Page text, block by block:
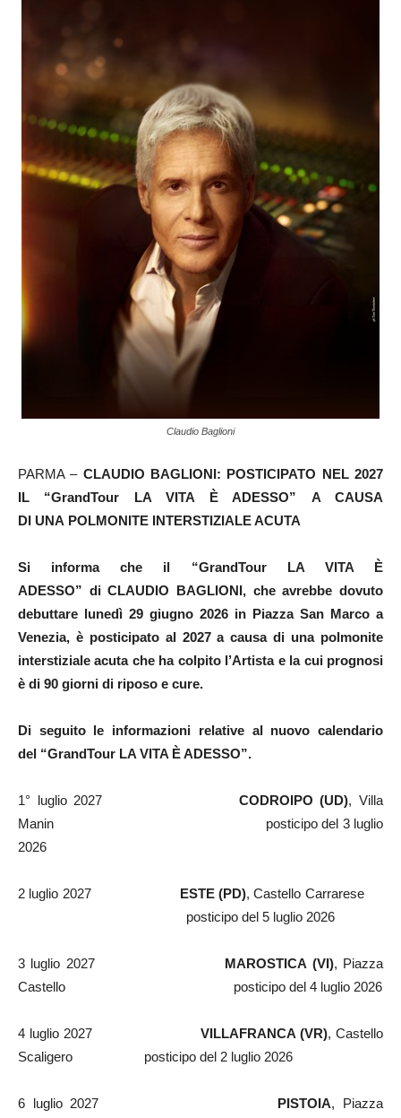
Claudio Baglioni
PARMA – CLAUDIO BAGLIONI: POSTICIPATO NEL 2027
IL “GrandTour LA VITA È ADESSO”
A CAUSA
DI UNA POLMONITE INTERSTIZIALE ACUTA
Si informa che il “GrandTour LA VITA È
ADESSO” di CLAUDIO BAGLIONI, che avrebbe dovuto
debuttare lunedì 29 giugno 2026 in Piazza San Marco a
Venezia, è posticipato al 2027 a causa di una polmonite
interstiziale acuta che ha colpito l’Artista e la cui prognosi
è di 90 giorni di riposo e cure.
Di seguito le informazioni relative al nuovo calendario
del “GrandTour LA VITA È ADESSO”.
1° luglio 2027 CODROIPO (UD), Villa
Manin posticipo del 3 luglio
2026
2 luglio 2027 ESTE (PD), Castello Carrarese
posticipo del 5 luglio 2026
3 luglio 2027 MAROSTICA (VI), Piazza
Castello posticipo del 4 luglio 2026
4 luglio 2027 VILLAFRANCA (VR), Castello
Scaligero posticipo del 2 luglio 2026
6 luglio 2027 PISTOIA, Piazza